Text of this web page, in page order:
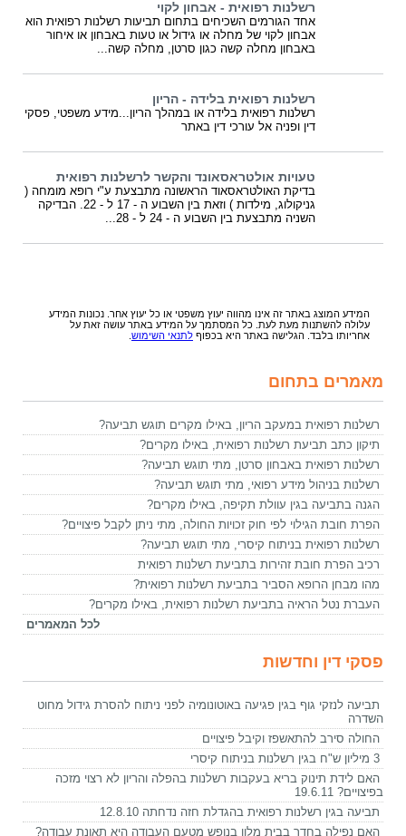
רשלנות רפואית - אבחון לקוי
אחד הגורמים השכיחים בתחום תביעות רשלנות רפואית הוא
אבחון לקוי של מחלה או גידול או טעות באבחון או איחור
באבחון מחלה קשה כגון סרטן, מחלה קשה...
רשלנות רפואית בלידה - הריון
רשלנות רפואית בלידה או במהלך הריון...מידע משפטי, פסקי
דין ופניה אל עורכי דין באתר
טעויות אולטראסאונד והקשר לרשלנות רפואית
בדיקת האולטראסאוד הראשונה מתבצעת ע"י רופא מומחה (
גניקולוג, מילדות ) וזאת בין השבוע ה - 17 ל - 22. הבדיקה
השניה מתבצעת בין השבוע ה - 24 ל - 28...
המידע המוצג באתר זה אינו מהווה יעוץ משפטי או כל יעוץ אחר. נכונות המידע
עלולה להשתנות מעת לעת. כל המסתמך על המידע באתר עושה זאת על
אחריותו בלבד. הגלישה באתר היא בכפוף לתנאי השימוש
מאמרים בתחום
רשלנות רפואית במעקב הריון, באילו מקרים תוגש תביעה?
תיקון כתב תביעת רשלנות רפואית, באילו מקרים?
רשלנות רפואית באבחון סרטן, מתי תוגש תביעה?
רשלנות בניהול מידע רפואי, מתי תוגש תביעה?
הגנה בתביעה בגין עוולת תקיפה, באילו מקרים?
הפרת חובת הגילוי לפי חוק זכויות החולה, מתי ניתן לקבל פיצויים?
רשלנות רפואית בניתוח קיסרי, מתי תוגש תביעה?
רכיב הפרת חובת זהירות בתביעת רשלנות רפואית
מהו מבחן הרופא הסביר בתביעת רשלנות רפואית?
העברת נטל הראיה בתביעת רשלנות רפואית, באילו מקרים?
לכל המאמרים
פסקי דין וחדשות
תביעה לנזקי גוף בגין פגיעה באוטונומיה לפני ניתוח להסרת גידול מחוט
השדרה
החולה סירב להתאשפז וקיבל פיצויים
3 מיליון ש"ח בגין רשלנות בניתוח קיסרי
האם לידת תינוק בריא בעקבות רשלנות בהפלה והריון לא רצוי מזכה
בפיצויים? 19.6.11
תביעה בגין רשלנות רפואית בהגדלת חזה נדחתה 12.8.10
האם נפילה בחדר בבית מלון בנופש מטעם העבודה היא תאונת עבודה?